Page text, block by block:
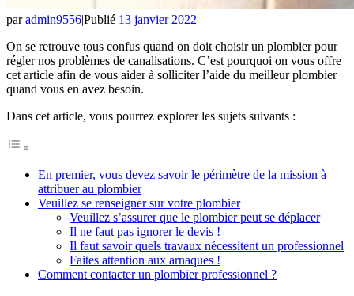
paradmin9556|Publié 13 janvier 2022
On se retrouve tous confus quand on doit choisir un plombier pour
régler nos problèmes de canalisations. C’est pourquoi on vous offre
cet article afin de vous aider à solliciter l’aide du meilleur plombier
quand vous en avez besoin.
Dans cet article, vous pourrez explorer les sujets suivants :
En premier, vous devez savoir le périmètre de la mission à
attribuer au plombier
Veuillez se renseigner sur votre plombier
Veuillez s’assurer que le plombier peut se déplacer
Il ne faut pas ignorer le devis !
Il faut savoir quels travaux nécessitent un professionnel
Faites attention aux arnaques !
Comment contacter un plombier professionnel ?